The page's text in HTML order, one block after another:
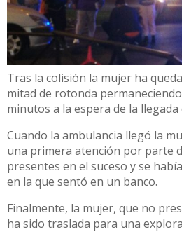
Tras la colisión la mujer ha
mitad de rotonda
minutos a la espera de la llegada
Cuando la ambulancia llegó la
una primera atención por parte
presentes en el suceso y se
en la que sentó en un banco.
Finalmente, la mujer, que no
ha sido traslada para una